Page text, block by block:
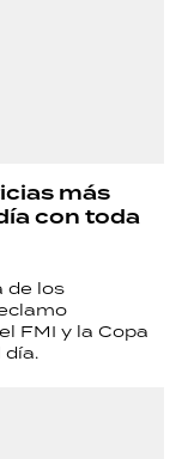
más
con toda
de los
FMI y la Copa
día.